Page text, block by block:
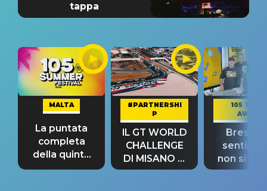
tappa
MALTA
La puntata
completa
della quinta
tappa
#PARTNERSHI
P
IL GT WORLD
CHALLENGE
DI MISANO si
riconferma
105 TAKE
AWAY
Bresh:
non si
fino alla